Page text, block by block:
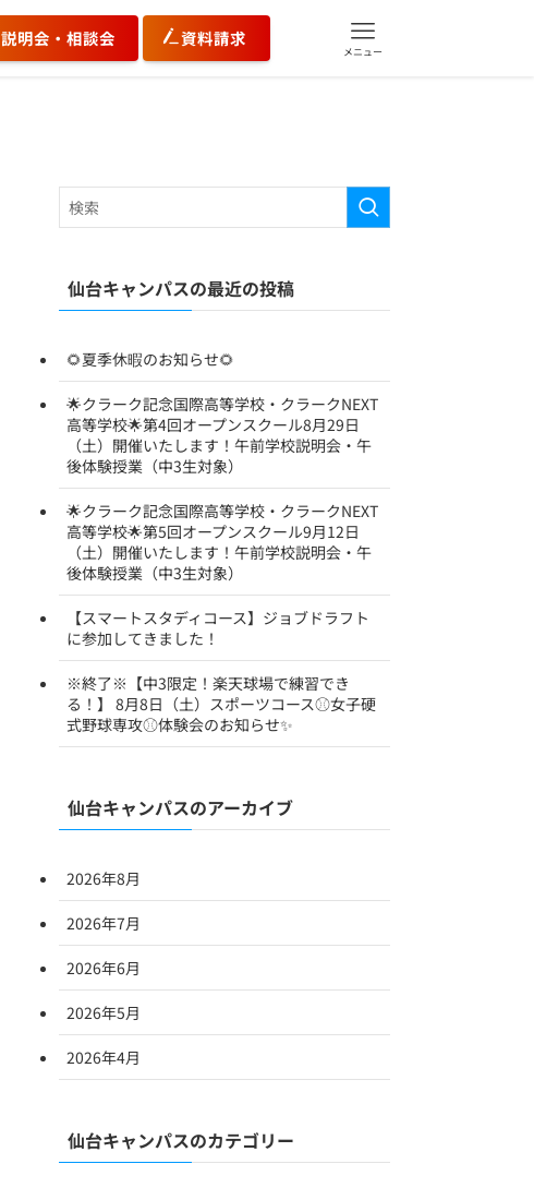
説明会・相談会 資料請求
メニュー
仙台キャンパスの最近の投稿
🌻夏季休暇のお知らせ🌻
🌟クラーク記念国際高等学校・クラークNEXT
高等学校🌟第4回オープンスクール8月29日
（土）開催いたします！午前学校説明会・午
後体験授業（中3生対象）
🌟クラーク記念国際高等学校・クラークNEXT
高等学校🌟第5回オープンスクール9月12日
（土）開催いたします！午前学校説明会・午
後体験授業（中3生対象）
【スマートスタディコース】ジョブドラフト
に参加してきました！
※終了※【中3限定！楽天球場で練習でき
る！】 8月8日（土）スポーツコース⚾女子硬
式野球専攻⚾体験会のお知らせ✨
仙台キャンパスのアーカイブ
2026年8月
2026年7月
2026年6月
2026年5月
2026年4月
仙台キャンパスのカテゴリー